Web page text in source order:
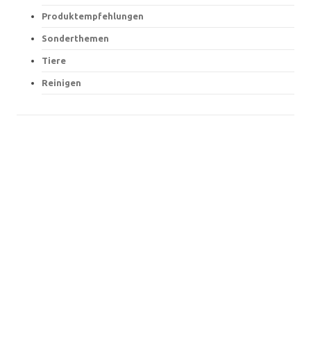
Produktempfehlungen
Sonderthemen
Tiere
Reinigen